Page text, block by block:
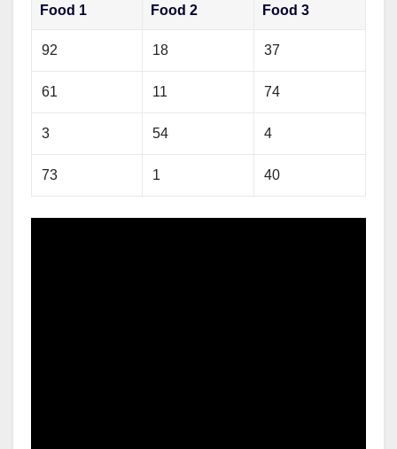
Food 1 Food 2 Food 3
92 18 37
61 11 74
3 54 4
73 1 40